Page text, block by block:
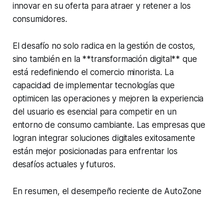
innovar en su oferta para atraer y retener a los
consumidores.
El desafío no solo radica en la gestión de costos,
sino también en la **transformación digital** que
está redefiniendo el comercio minorista. La
capacidad de implementar tecnologías que
optimicen las operaciones y mejoren la experiencia
del usuario es esencial para competir en un
entorno de consumo cambiante. Las empresas que
logran integrar soluciones digitales exitosamente
están mejor posicionadas para enfrentar los
desafíos actuales y futuros.
En resumen, el desempeño reciente de AutoZone